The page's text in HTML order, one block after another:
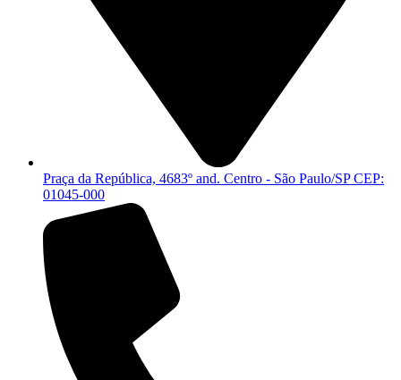
Praça da República, 4683º and. Centro - São Paulo/SP CEP:
01045-000